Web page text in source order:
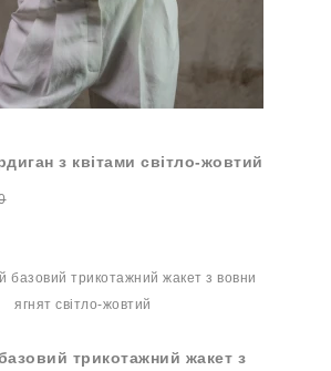
з квітами світло-жовтий
трикотажний жакет з